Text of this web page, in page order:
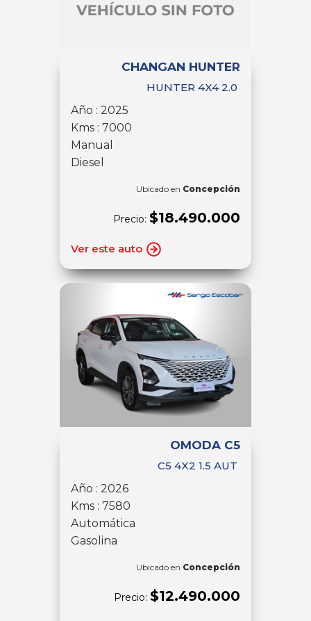
CHANGAN HUNTER
HUNTER 4X4 2.0
Año : 2025
Kms : 7000
Manual
Diesel
Ubicado en Concepción
Precio: $18.490.000
Ver este auto
OMODA C5
C5 4X2 1.5 AUT
Año : 2026
Kms : 7580
Automática
Gasolina
Ubicado en Concepción
Precio: $12.490.000